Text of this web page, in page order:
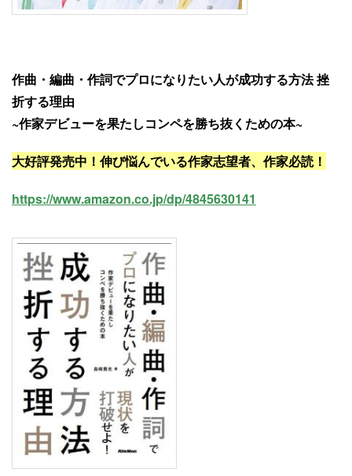
作曲・編曲・作詞でプロになりたい人が成功する方法 挫
折する理由
~作家デビューを果たしコンペを勝ち抜くための本~
大好評発売中！伸び悩んでいる作家志望者、作家必読！
https://www.amazon.co.jp/dp/4845630141